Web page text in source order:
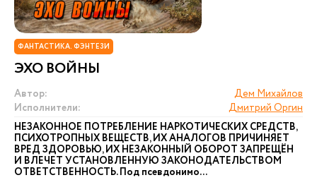
ФАНТАСТИКА. ФЭНТЕЗИ
ЭХО ВОЙНЫ
Автор:
Дем Михайлов
Исполнители:
Дмитрий Оргин
НЕЗАКОННОЕ ПОТРЕБЛЕНИЕ НАРКОТИЧЕСКИХ СРЕДСТВ,
ПСИХОТРОПНЫХ ВЕЩЕСТВ, ИХ АНАЛОГОВ ПРИЧИНЯЕТ
ВРЕД ЗДОРОВЬЮ, ИХ НЕЗАКОННЫЙ ОБОРОТ ЗАПРЕЩЁН
И ВЛЕЧЕТ УСТАНОВЛЕННУЮ ЗАКОНОДАТЕЛЬСТВОМ
ОТВЕТСТВЕННОСТЬ. Под псевдонимо...